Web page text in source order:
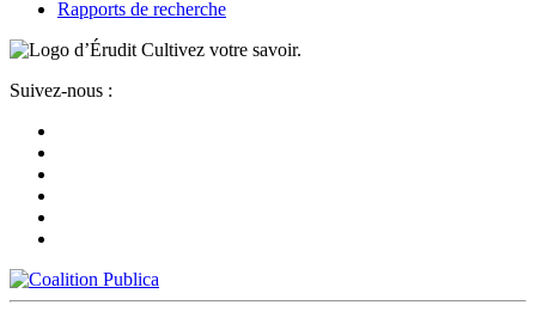
Rapports de recherche
Cultivez votre savoir.
Suivez-nous :